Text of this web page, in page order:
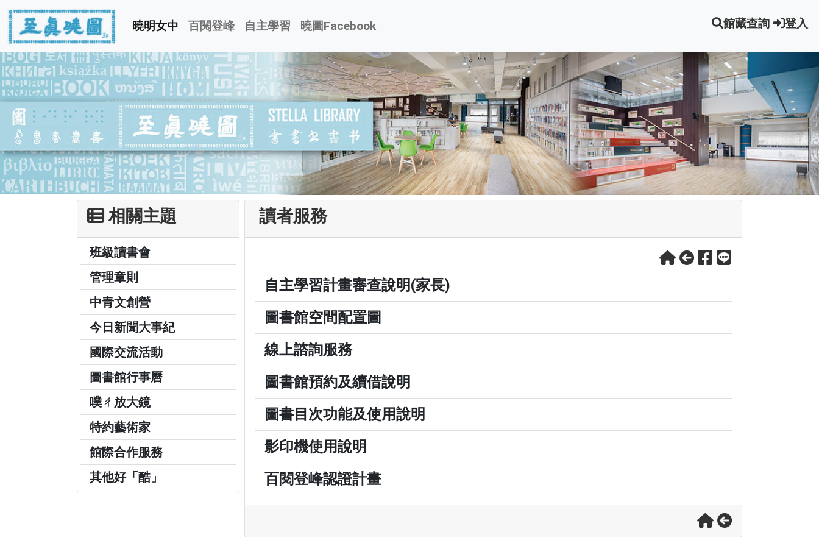
曉明女中 百閱登峰 自主學習 曉圖Facebook 館藏查詢 登入
相關主題
班級讀書會
管理章則
中青文創營
今日新聞大事紀
國際交流活動
圖書館行事曆
噗ㄔ放大鏡
特約藝術家
館際合作服務
其他好「酷」
讀者服務
自主學習計畫審查說明(家長)
圖書館空間配置圖
線上諮詢服務
圖書館預約及續借說明
圖書目次功能及使用說明
影印機使用說明
百閱登峰認證計畫